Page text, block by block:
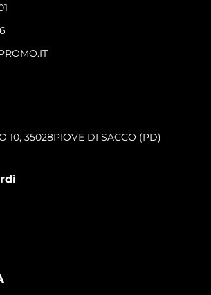
10, 35028PIOVE DI SACCO (PD)